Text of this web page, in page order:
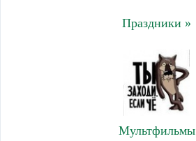
Праздники »
Мультфильмы